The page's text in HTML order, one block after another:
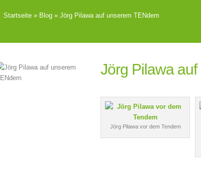
Startseite » Blog » Jörg Pilawa auf unserem TENdem
Jörg Pilawa
Jörg Pilawa vor dem Tendem